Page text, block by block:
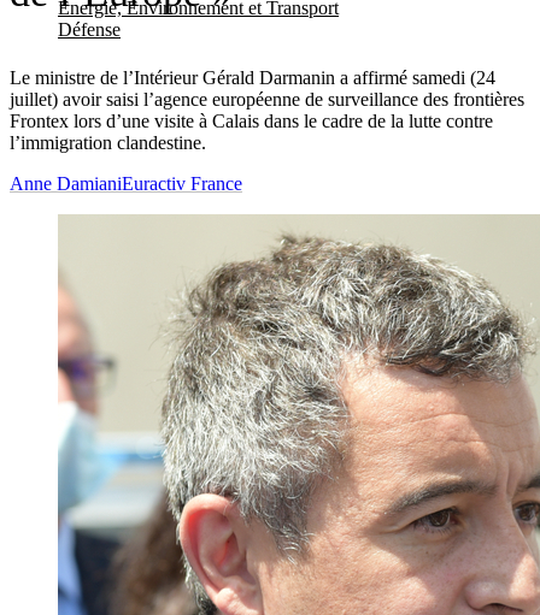
Energie, Environnement et Transport
Défense
Le ministre de l’Intérieur Gérald Darmanin a affirmé samedi (24
juillet) avoir saisi l’agence européenne de surveillance des frontières
Frontex lors d’une visite à Calais dans le cadre de la lutte contre
l’immigration clandestine.
Anne DamianiEuractiv France